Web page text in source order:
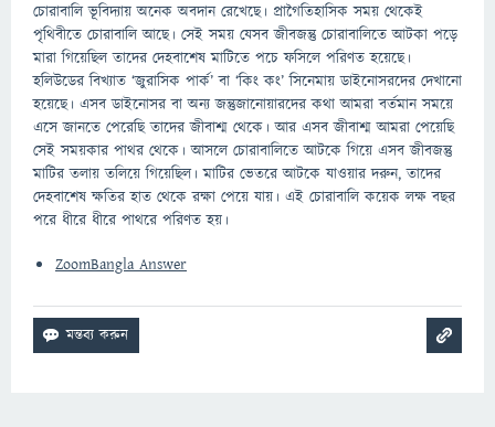
চোরাবালি ভূবিদ্যায় অনেক অবদান রেখেছে। প্রাগৈতিহাসিক সময় থেকেই
পৃথিবীতে চোরাবালি আছে। সেই সময় যেসব জীবজন্তু চোরাবালিতে আটকা পড়ে
মারা গিয়েছিল তাদের দেহবাশেষ মাটিতে পচে ফসিলে পরিণত হয়েছে।
হলিউডের বিখ্যাত ‘জুরাসিক পার্ক’ বা ‘কিং কং’ সিনেমায় ডাইনোসরদের দেখানো
হয়েছে। এসব ডাইনোসর বা অন্য জন্তুজানোয়ারদের কথা আমরা বর্তমান সময়ে
এসে জানতে পেরেছি তাদের জীবাশ্ম থেকে। আর এসব জীবাশ্ম আমরা পেয়েছি
সেই সময়কার পাথর থেকে। আসলে চোরাবালিতে আটকে গিয়ে এসব জীবজন্তু
মাটির তলায় তলিয়ে গিয়েছিল। মাটির ভেতরে আটকে যাওয়ার দরুন, তাদের
দেহবাশেষ ক্ষতির হাত থেকে রক্ষা পেয়ে যায়। এই চোরাবালি কয়েক লক্ষ বছর
পরে ধীরে ধীরে পাথরে পরিণত হয়।
ZoomBangla Answer